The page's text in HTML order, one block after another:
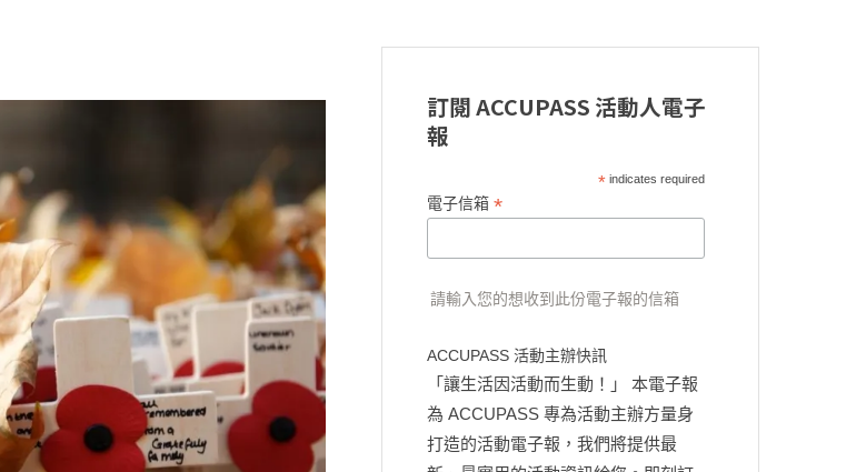
訂閱 ACCUPASS 活動人電子
報
*indicates required
電子信箱 *
請輸入您的想收到此份電子報的信箱
ACCUPASS 活動主辦快訊
「讓生活因活動而生動！」 本電子報
為 ACCUPASS 專為活動主辦方量身
打造的活動電子報，我們將提供最